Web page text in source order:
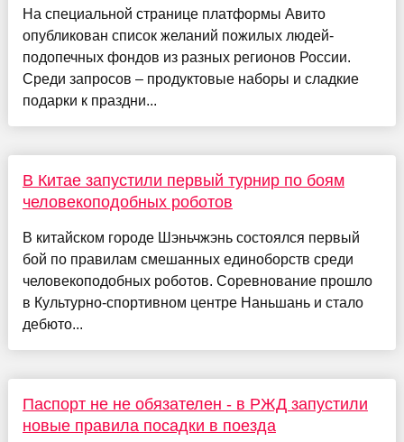
На специальной странице платформы Авито
опубликован список желаний пожилых людей-
подопечных фондов из разных регионов России.
Среди запросов – продуктовые наборы и сладкие
подарки к праздни...
В Китае запустили первый турнир по боям
человекоподобных роботов
В китайском городе Шэньчжэнь состоялся первый
бой по правилам смешанных единоборств среди
человекоподобных роботов. Соревнование прошло
в Культурно-спортивном центре Наньшань и стало
дебюто...
Паспорт не не обязателен - в РЖД запустили
новые правила посадки в поезда